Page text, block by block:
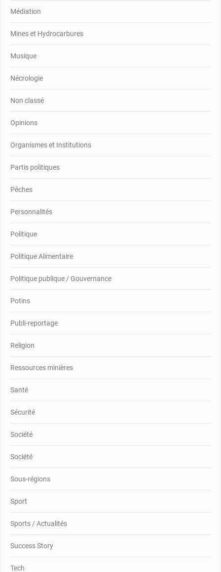
Médiation
Mines et Hydrocarbures
Musique
Nécrologie
Non classé
Opinions
Organismes et Institutions
Partis politiques
Pêches
Personnalités
Politique
Politique Alimentaire
Politique publique / Gouvernance
Potins
Publi-reportage
Religion
Ressources minières
Santé
Sécurité
Société
Société
Sous-régions
Sport
Sports / Actualités
Success Story
Tech